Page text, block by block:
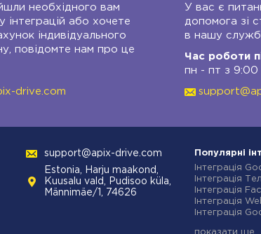
необхідного вам
інтеграцій або хочете
індивідуального
повідомте нам про це
drive.com
У вас є
допомога зі
в нашу
Час роботи
пн - пт з 9:00
support@apix-drive.com
Estonia, Harju maakond,
Kuusalu vald, Pudisoo küla,
Männimäe/1, 74626
Популярні
Інтеграція
Інтеграція
Інтеграція
Інтеграція
Інтеграція
показати ще